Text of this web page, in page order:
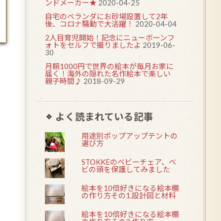
ンドメーカー★ 2020-04-25
自宅のベランダにお砂場設置して2年
後、コロナ騒動で大活躍！ 2020-04-04
2人目育児開始！記念にニューボーンフ
ォトをセルフで撮りましたよ 2019-06-
30
月額1000円で世界の絵本が毎月お家に
届く！海外の隠れた名作絵本で楽しい
親子時間♪ 2018-09-29
よく読まれている記事
用途別ポップアップテントの
選び方
STOKKEのベビーチェア、ベ
ビの頭を保護してみました
絵本を10倍好きになる絵本棚
の作り方その1.設計図と材料
絵本を10倍好きになる絵本棚